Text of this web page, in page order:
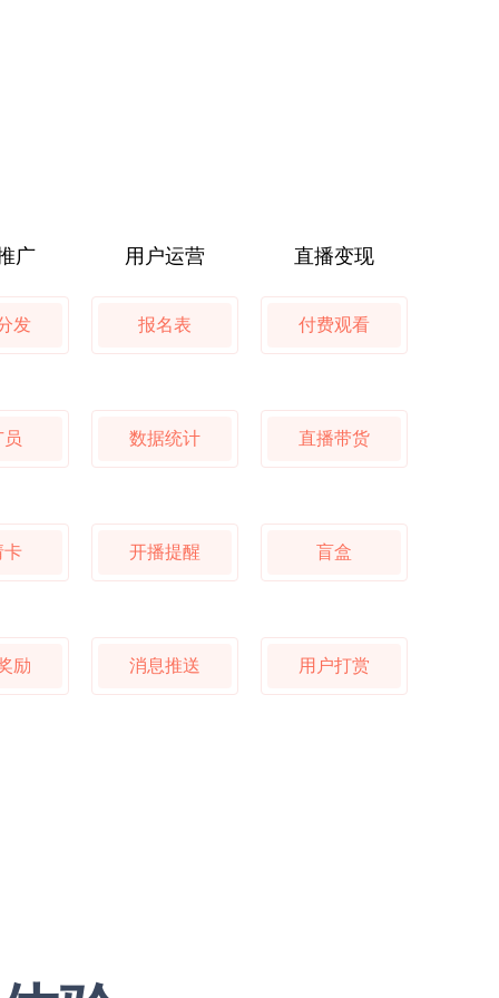
广
发
卡
励
用户运营
报名表
数据统计
开播提醒
消息推送
直播变现
付费观看
直播带货
盲盒
用户打赏